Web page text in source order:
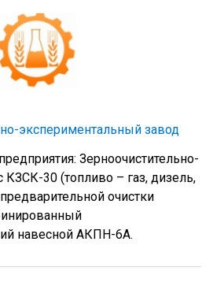
экспериментальный завод
Зерноочистительно-
30 (топливо – газ, дизель,
очистки
навесной АКПН-6А.